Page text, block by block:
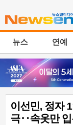
뉴스 연예
이선민, 정자
극‥속옷만 입